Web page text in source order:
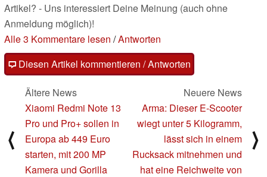
Artikel? - Uns interessiert Deine Meinung (auch ohne
Anmeldung möglich)!
Alle 3 Kommentare lesen /Antworten
Diesen Artikel kommentieren / Antworten
⟨
Ältere News
Xiaomi Redmi Note 13
Pro und Pro+ sollen in
Europa ab 449 Euro
starten, mit 200 MP
Kamera und Gorilla
Neuere News
Arma: Dieser E-Scooter
wiegt unter 5 Kilogramm,
lässt sich in einem
Rucksack mitnehmen und
hat eine Reichweite von
⟩